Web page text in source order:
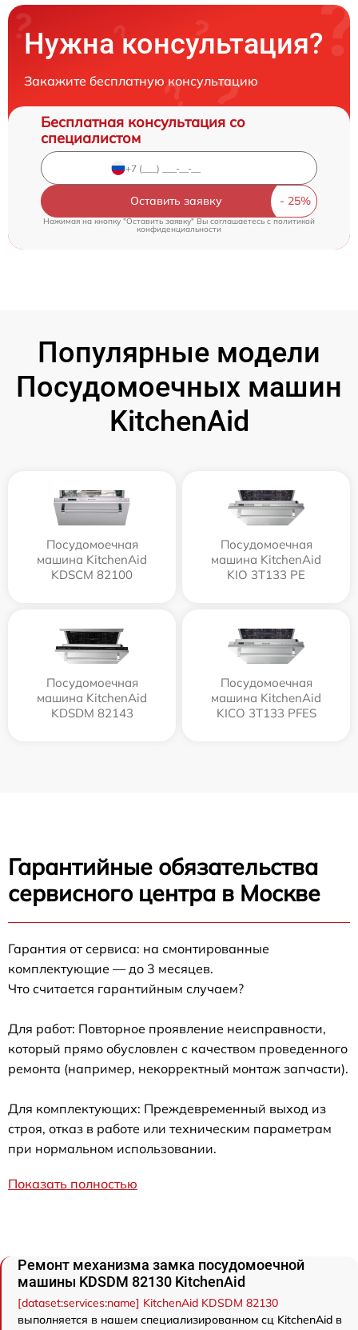
Нужна консультация?
Закажите бесплатную консультацию
Бесплатная консультация со
специалистом
Оставить заявку
Нажимая на кнопку "Оставить заявку" Вы соглашаетесь c политикой
конфиденциальности
Популярные модели
Посудомоечных машин
KitchenAid
Посудомоечная
машина KitchenAid
KDSCM 82100
Посудомоечная
машина KitchenAid
KIO 3T133 PE
Посудомоечная
машина KitchenAid
KDSDM 82143
Посудомоечная
машина KitchenAid
KICO 3T133 PFES
Гарантийные обязательства
сервисного центра в Москве
Гарантия от сервиса: на смонтированные
комплектующие — до 3 месяцев.
Что считается гарантийным случаем?
Для работ: Повторное проявление неисправности,
который прямо обусловлен с качеством проведенного
ремонта (например, некорректный монтаж запчасти).
Для комплектующих: Преждевременный выход из
строя, отказ в работе или техническим параметрам
при нормальном использовании.
Показать полностью
Ремонт механизма замка посудомоечной
машины KDSDM 82130 KitchenAid
[dataset:services:name] KitchenAid KDSDM 82130
выполняется в нашем специализированном сц KitchenAid в